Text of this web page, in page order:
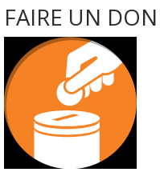
FAIRE UN DON